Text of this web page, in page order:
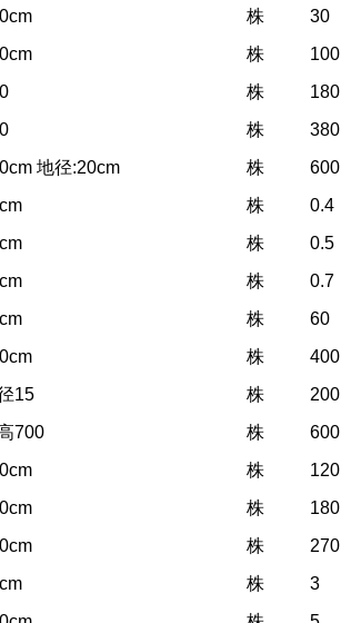
株
30
株
100
株
180
株
380
地径:20cm 株 600
株 0.4
株
0.5
株
0.7
株
60
株
400
15 株
200
700 株
600
株
120
株
180
株
270
株 3